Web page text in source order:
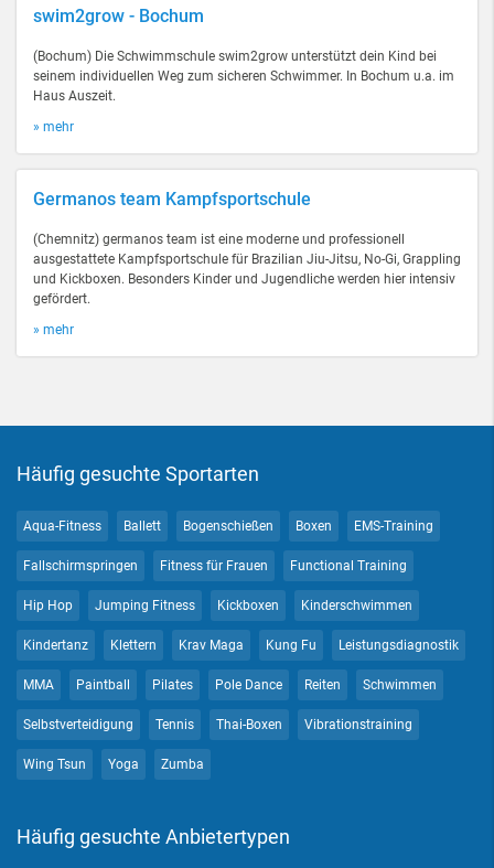
swim2grow - Bochum
(Bochum) Die Schwimmschule swim2grow unterstützt dein Kind bei
seinem individuellen Weg zum sicheren Schwimmer. In Bochum u.a. im
Haus Auszeit.
» mehr
Germanos team Kampfsportschule
(Chemnitz) germanos team ist eine moderne und professionell
ausgestattete Kampfsportschule für Brazilian Jiu-Jitsu, No-Gi, Grappling
und Kickboxen. Besonders Kinder und Jugendliche werden hier intensiv
gefördert.
» mehr
Häufig gesuchte Sportarten
Aqua-Fitness Ballett Bogenschießen Boxen EMS-Training
Fallschirmspringen Fitness für Frauen Functional Training
Hip Hop Jumping Fitness Kickboxen Kinderschwimmen
Kindertanz Klettern Krav Maga Kung Fu Leistungsdiagnostik
MMA Paintball Pilates Pole Dance Reiten Schwimmen
Selbstverteidigung Tennis Thai-Boxen Vibrationstraining
Wing Tsun Yoga Zumba
Häufig gesuchte Anbietertypen